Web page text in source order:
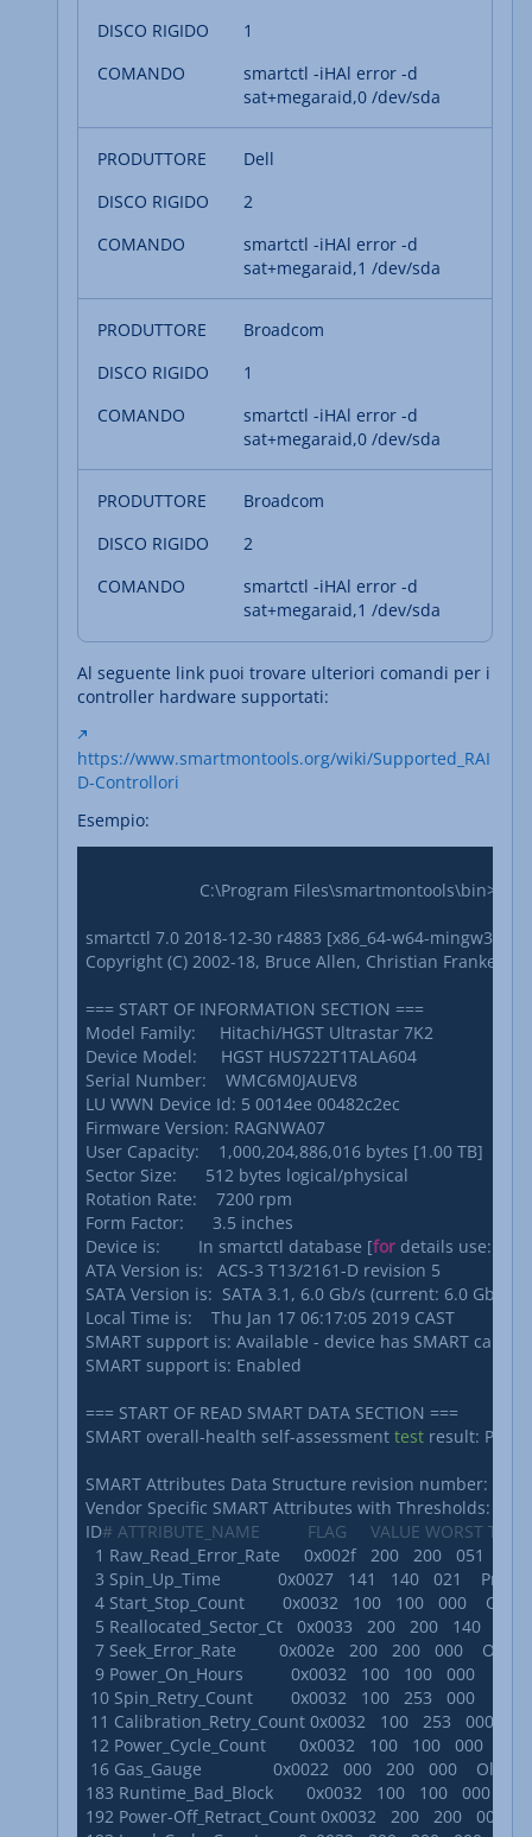
1
smartctl -iHAl error -d
sat+megaraid,0 /dev/sda
Dell
2
smartctl -iHAl error -d
sat+megaraid,1 /dev/sda
Broadcom
1
smartctl -iHAl error -d
sat+megaraid,0 /dev/sda
Broadcom
2
smartctl -iHAl error -d
sat+megaraid,1 /dev/sda
Al seguente link puoi trovare ulteriori comandi per i
controller hardware supportati:
https://www.smartmontools.org/wiki/Supported_RAI
D-Controllori
Esempio:
smartctl 7.0 2018-12-30 r4883 [x86_64-w64-mingw32-
Copyright (C) 2002-18, Bruce Allen, Christian Franke,
=== START OF INFORMATION SECTION ===
Model Family:     Hitachi/HGST Ultrastar 7K2
Device Model:     HGST HUS722T1TALA604
Serial Number:    WMC6M0JAUEV8
LU WWN Device Id: 5 0014ee 00482c2ec
Firmware Version: RAGNWA07
User Capacity:    1,000,204,886,016 bytes [1.00 TB]
Sector Size:      512 bytes logical/physical
Rotation Rate:    7200 rpm
Form Factor:      3.5 inches
Device is:        In smartctl database [for details use: -P
ATA Version is:   ACS-3 T13/2161-D revision 5
SATA Version is:  SATA 3.1, 6.0 Gb/s (current: 6.0 Gb/s)
Local Time is:    Thu Jan 17 06:17:05 2019 CAST
SMART support is: Available - device has SMART
SMART support is: Enabled
=== START OF READ SMART DATA SECTION ===
SMART overall-health self-assessment test result:
SMART Attributes Data Structure revision number: 16
Vendor Specific SMART Attributes with Thresholds:
ID# ATTRIBUTE_NAME          FLAG     VALUE WORST
1 Raw_Read_Error_Rate     0x002f   200   200   051    Pre-
3 Spin_Up_Time            0x0027   141   140   021    Pre-
4 Start_Stop_Count        0x0032   100   100   000
5 Reallocated_Sector_Ct   0x0033   200   200   140    Pre-
7 Seek_Error_Rate         0x002e   200   200   000    Old_age
9 Power_On_Hours          0x0032   100   100   000
10 Spin_Retry_Count        0x0032   100   253   000
11 Calibration_Retry_Count 0x0032   100   253   000
12 Power_Cycle_Count       0x0032   100   100   000
16 Gas_Gauge               0x0022   000   200   000
183 Runtime_Bad_Block       0x0032   100   100   000
192 Power-Off_Retract_Count 0x0032   200   200   000